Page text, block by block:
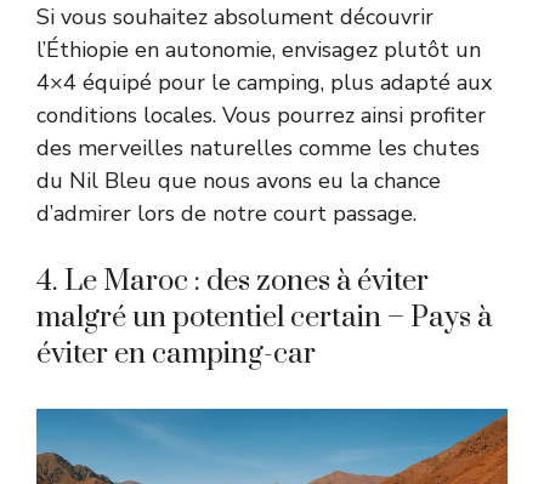
Si vous souhaitez absolument découvrir
l’Éthiopie en autonomie, envisagez plutôt un
4×4 équipé pour le camping, plus adapté aux
conditions locales. Vous pourrez ainsi profiter
des merveilles naturelles comme les chutes
du Nil Bleu que nous avons eu la chance
d’admirer lors de notre court passage.
4. Le Maroc : des zones à éviter
malgré un potentiel certain – Pays à
éviter en camping-car